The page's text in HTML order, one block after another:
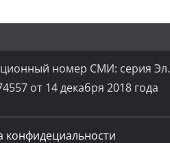
номер СМИ: серия Эл.
от 14 декабря 2018 года
конфидециальности